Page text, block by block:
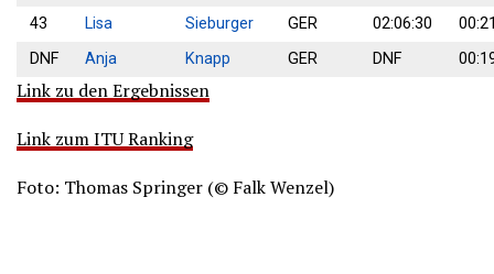
43
Lisa Sieburger GER 02:06:30
DNF
Anja Knapp GER DNF
Link zu den Ergebnissen
Link zum ITU Ranking
Foto: Thomas Springer (© Falk Wenzel)